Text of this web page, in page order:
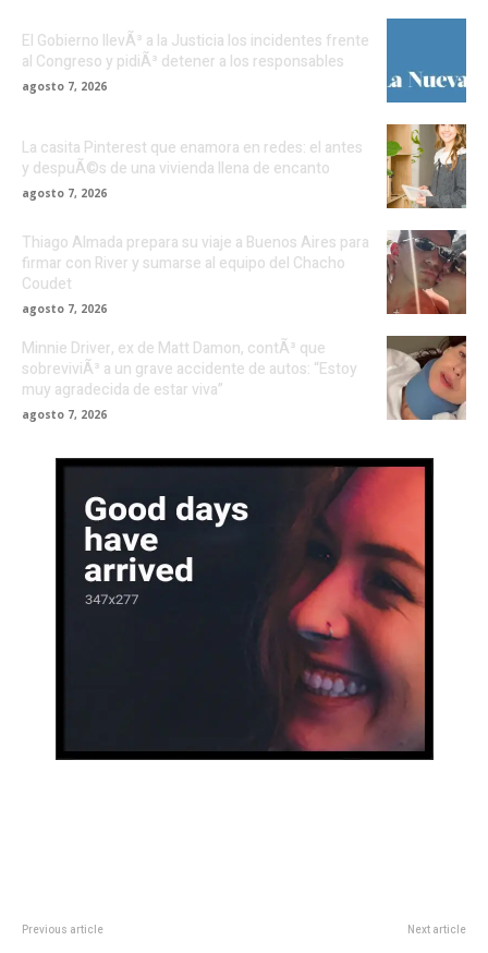
El Gobierno llevÃ³ a la Justicia los incidentes frente
al Congreso y pidiÃ³ detener a los responsables
agosto 7, 2026
La casita Pinterest que enamora en redes: el antes
y despuÃ©s de una vivienda llena de encanto
agosto 7, 2026
Thiago Almada prepara su viaje a Buenos Aires para
firmar con River y sumarse al equipo del Chacho
Coudet
agosto 7, 2026
Minnie Driver, ex de Matt Damon, contÃ³ que
sobreviviÃ³ a un grave accidente de autos: “Estoy
muy agradecida de estar viva”
agosto 7, 2026
Previous article Next article